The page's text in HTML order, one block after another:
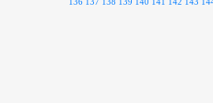
136 137 138 139 140 141 142 143